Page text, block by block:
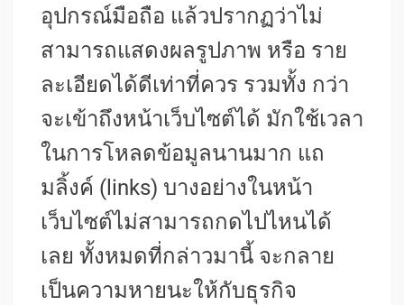
อุปกรณ์มือถือ แล้วปรากฏว่าไม่
สามารถแสดงผลรูปภาพ หรือ ราย
ละเอียดได้ดีเท่าที่ควร รวมทั้ง กว่า
จะเข้าถึงหน้าเว็บไซต์ได้ มักใช้เวลา
ในการโหลดข้อมูลนานมาก แถ
มลิ้งค์ (links) บางอย่างในหน้า
เว็บไซต์ไม่สามารถกดไปไหนได้
เลย ทั้งหมดที่กล่าวมานี้ จะกลาย
เป็นความหายนะให้กับธุรกิจ